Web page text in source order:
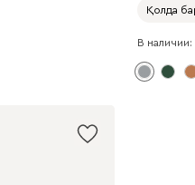
Қолда
В наличии: